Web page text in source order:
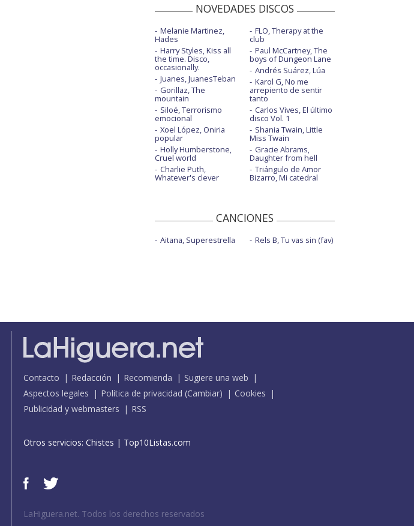
NOVEDADES DISCOS
Melanie Martinez,
Hades
Harry Styles, Kiss all
the time. Disco,
occasionally.
Juanes, JuanesTeban
Gorillaz, The
mountain
Siloé, Terrorismo
emocional
Xoel López, Oniria
popular
Holly Humberstone,
Cruel world
Charlie Puth,
Whatever's clever
FLO, Therapy at the
club
Paul McCartney, The
boys of Dungeon Lane
Andrés Suárez, Lúa
Karol G, No me
arrepiento de sentir
tanto
Carlos Vives, El último
disco Vol. 1
Shania Twain, Little
Miss Twain
Gracie Abrams,
Daughter from hell
Triángulo de Amor
Bizarro, Mi catedral
CANCIONES
Aitana, Superestrella Rels B, Tu vas sin (fav)
Contacto Redacción Recomienda
Sugiere una web
Aspectos legales
Política de privacidad (Cambiar)
Cookies
Publicidad y webmasters
RSS
Otros servicios: Chistes | Top10Listas.com
LaHiguera.net. Todos los derechos reservados